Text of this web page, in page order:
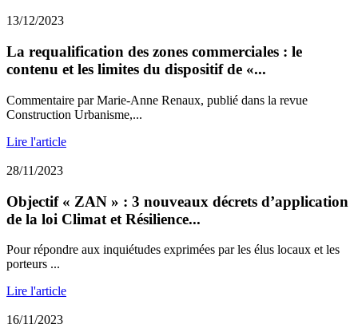
13/12/2023
La requalification des zones commerciales : le
contenu et les limites du dispositif de «...
Commentaire par Marie-Anne Renaux, publié dans la revue
Construction Urbanisme,...
Lire l'article
28/11/2023
Objectif « ZAN » : 3 nouveaux décrets d’application
de la loi Climat et Résilience...
Pour répondre aux inquiétudes exprimées par les élus locaux et les
porteurs ...
Lire l'article
16/11/2023